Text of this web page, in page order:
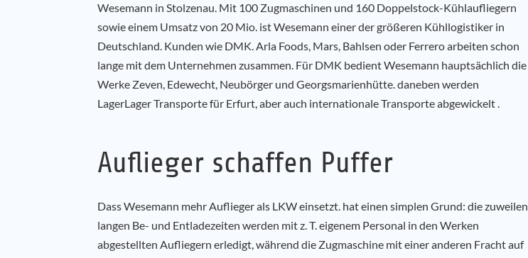
Wesemann in Stolzenau. Mit 100 Zugmaschinen und 160 Doppelstock-Kühlaufliegern
sowie einem Umsatz von 20 Mio. ist Wesemann einer der größeren Kühllogistiker in
Deutschland. Kunden wie DMK. Arla Foods, Mars, Bahlsen oder Ferrero arbeiten schon
lange mit dem Unternehmen zusammen. Für DMK bedient Wesemann hauptsächlich die
Werke Zeven, Edewecht, Neubörger und Georgsmarienhütte. daneben werden
LagerLager Transporte für Erfurt, aber auch internationale Transporte abgewickelt .
Auflieger schaffen Puffer
Dass Wesemann mehr Auflieger als LKW einsetzt. hat einen simplen Grund: die zuweilen
langen Be- und Entladezeiten werden mit z. T. eigenem Personal in den Werken
abgestellten Aufliegern erledigt, während die Zugmaschine mit einer anderen Fracht auf